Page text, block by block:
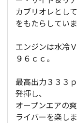
カブリオレとし
をもたらしていま
エンジンは水冷
９６ｃｃ。
最高出力３３３
発揮し、
オープンエアの
ライバーを楽しま